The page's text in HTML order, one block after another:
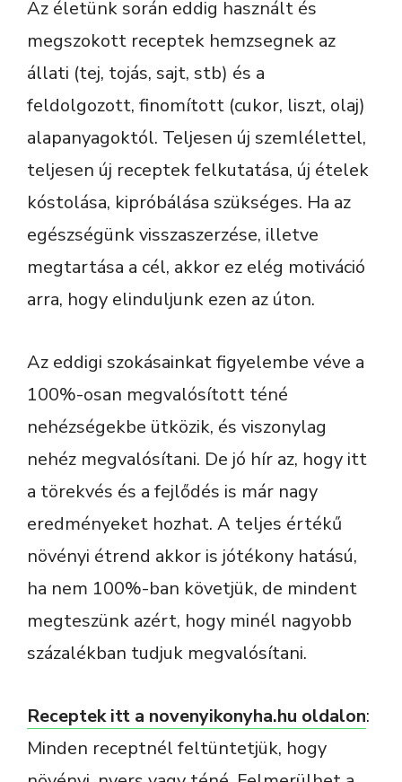
Az életünk során eddig használt és
megszokott receptek hemzsegnek az
állati (tej, tojás, sajt, stb) és a
feldolgozott, finomított (cukor, liszt, olaj)
alapanyagoktól. Teljesen új szemlélettel,
teljesen új receptek felkutatása, új ételek
kóstolása, kipróbálása szükséges. Ha az
egészségünk visszaszerzése, illetve
megtartása a cél, akkor ez elég motiváció
arra, hogy elinduljunk ezen az úton.
Az eddigi szokásainkat figyelembe véve a
100%-osan megvalósított téné
nehézségekbe ütközik, és viszonylag
nehéz megvalósítani. De jó hír az, hogy itt
a törekvés és a fejlődés is már nagy
eredményeket hozhat. A teljes értékű
növényi étrend akkor is jótékony hatású,
ha nem 100%-ban követjük, de mindent
megteszünk azért, hogy minél nagyobb
százalékban tudjuk megvalósítani.
Receptek itt a novenyikonyha.hu oldalon:
Minden receptnél feltüntetjük, hogy